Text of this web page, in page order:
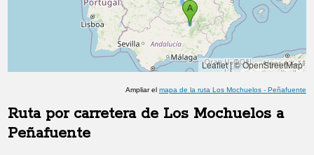
Leaflet|© OpenStreetMap
Ampliar el mapa de la ruta Los Mochuelos- Peñafuente
Ruta por carretera de Los Mochuelos a
Peñafuente